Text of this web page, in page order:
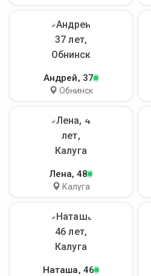
Андрей, 37
Обнинск
Лена, 48
Калуга
Наташа, 46